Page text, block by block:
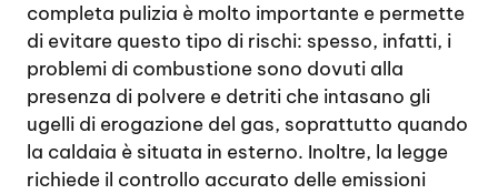
completa pulizia è molto importante e permette
di evitare questo tipo di rischi: spesso, infatti, i
problemi di combustione sono dovuti alla
presenza di polvere e detriti che intasano gli
ugelli di erogazione del gas, soprattutto quando
la caldaia è situata in esterno. Inoltre, la legge
richiede il controllo accurato delle emissioni